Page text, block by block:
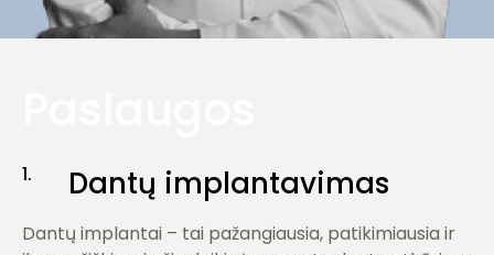
1. Dantų implantavimas
Dantų implantai – tai pažangiausia, patikimiausia ir